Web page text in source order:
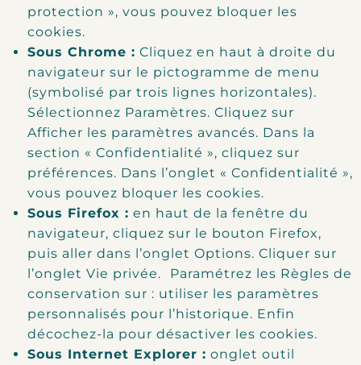
protection », vous pouvez bloquer les
cookies.
Sous Chrome : Cliquez en haut à droite du
navigateur sur le pictogramme de menu
(symbolisé par trois lignes horizontales).
Sélectionnez Paramètres. Cliquez sur
Afficher les paramètres avancés. Dans la
section « Confidentialité », cliquez sur
préférences. Dans l’onglet « Confidentialité »,
vous pouvez bloquer les cookies.
Sous Firefox : en haut de la fenêtre du
navigateur, cliquez sur le bouton Firefox,
puis aller dans l’onglet Options. Cliquer sur
l’onglet Vie privée. Paramétrez les Règles de
conservation sur : utiliser les paramètres
personnalisés pour l’historique. Enfin
décochez-la pour désactiver les cookies.
Sous Internet Explorer : onglet outil